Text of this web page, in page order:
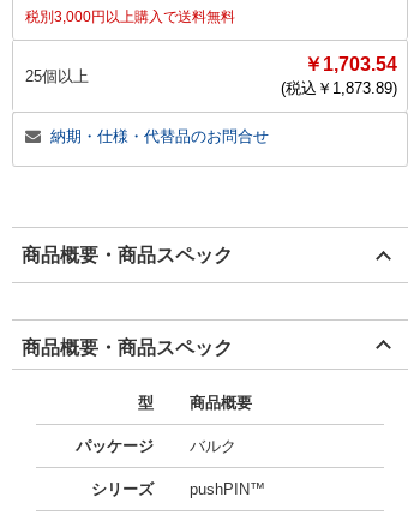
税別3,000円以上購入で送料無料
25個以上
￥1,703.54
(税込￥ 1,873.89)
納期・仕様・代替品のお問合せ
商品概要・商品スペック
商品概要・商品スペック
型 商品概要
パッケージ バルク
シリーズ pushPIN™